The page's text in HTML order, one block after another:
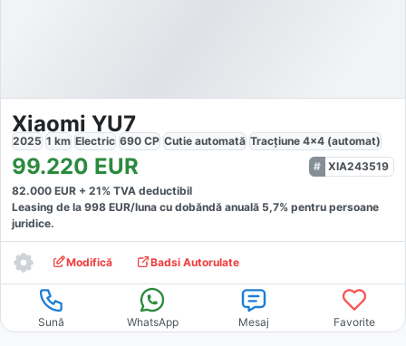
Xiaomi YU7
2025 1 km Electric 690 CP Cutie automată Tracțiune 4x4 (automat)
99.220 EUR
XIA243519
82.000 EUR + 21% TVA deductibil
Leasing de la 998 EUR/luna cu dobăndă anuală 5,7% pentru persoane
juridice.
Modifică Badsi Autorulate
Sună WhatsApp Mesaj Favorite